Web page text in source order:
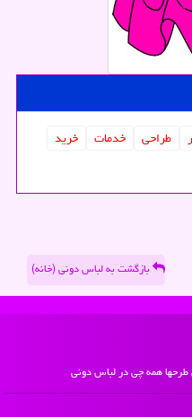
طراحی خدمات
خرید
بازگشت به لباس دونی (خانه)
طرحها همه چی در لباس دونی